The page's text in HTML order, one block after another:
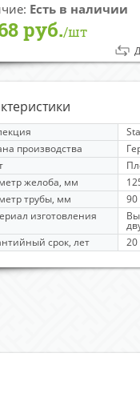
Есть в наличии
руб./шт
производства
желоба, мм
трубы, мм
90
изготовления
срок, лет
20